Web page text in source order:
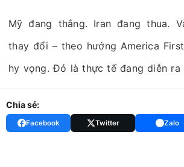
Mỹ đang thắng. Iran đang thua.
thay đổi – theo hướng America
hy vọng. Đó là thực tế đang diễn ra
Chia sẻ:
Facebook Twitter Zalo